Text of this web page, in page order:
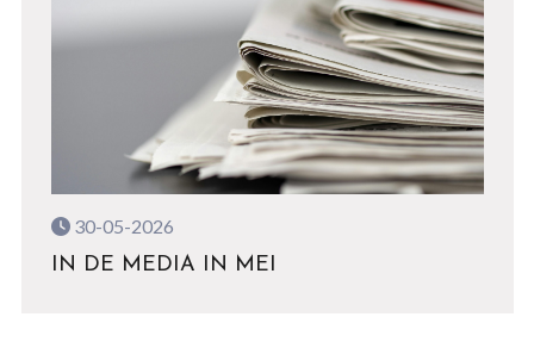
30-05-2026
IN DE MEDIA IN MEI